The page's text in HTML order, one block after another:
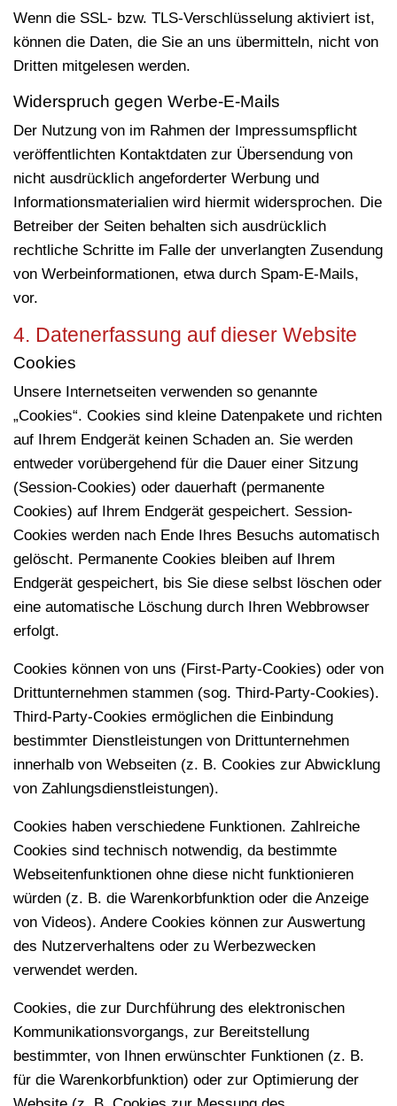
Wenn die SSL- bzw. TLS-Verschlüsselung aktiviert ist,
können die Daten, die Sie an uns übermitteln, nicht von
Dritten mitgelesen werden.
Widerspruch gegen Werbe-E-Mails
Der Nutzung von im Rahmen der Impressumspflicht
veröffentlichten Kontaktdaten zur Übersendung von
nicht ausdrücklich angeforderter Werbung und
Informationsmaterialien wird hiermit widersprochen. Die
Betreiber der Seiten behalten sich ausdrücklich
rechtliche Schritte im Falle der unverlangten Zusendung
von Werbeinformationen, etwa durch Spam-E-Mails,
vor.
4. Datenerfassung auf dieser Website
Cookies
Unsere Internetseiten verwenden so genannte
„Cookies“. Cookies sind kleine Datenpakete und richten
auf Ihrem Endgerät keinen Schaden an. Sie werden
entweder vorübergehend für die Dauer einer Sitzung
(Session-Cookies) oder dauerhaft (permanente
Cookies) auf Ihrem Endgerät gespeichert. Session-
Cookies werden nach Ende Ihres Besuchs automatisch
gelöscht. Permanente Cookies bleiben auf Ihrem
Endgerät gespeichert, bis Sie diese selbst löschen oder
eine automatische Löschung durch Ihren Webbrowser
erfolgt.
Cookies können von uns (First-Party-Cookies) oder von
Drittunternehmen stammen (sog. Third-Party-Cookies).
Third-Party-Cookies ermöglichen die Einbindung
bestimmter Dienstleistungen von Drittunternehmen
innerhalb von Webseiten (z. B. Cookies zur Abwicklung
von Zahlungsdienstleistungen).
Cookies haben verschiedene Funktionen. Zahlreiche
Cookies sind technisch notwendig, da bestimmte
Webseitenfunktionen ohne diese nicht funktionieren
würden (z. B. die Warenkorbfunktion oder die Anzeige
von Videos). Andere Cookies können zur Auswertung
des Nutzerverhaltens oder zu Werbezwecken
verwendet werden.
Cookies, die zur Durchführung des elektronischen
Kommunikationsvorgangs, zur Bereitstellung
bestimmter, von Ihnen erwünschter Funktionen (z. B.
für die Warenkorbfunktion) oder zur Optimierung der